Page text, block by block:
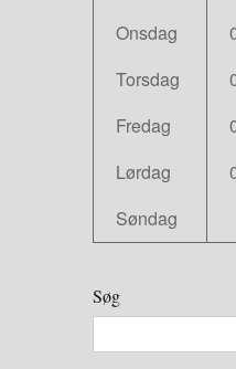
Onsdag
Torsdag
Fredag
Lørdag
Søndag
Søg